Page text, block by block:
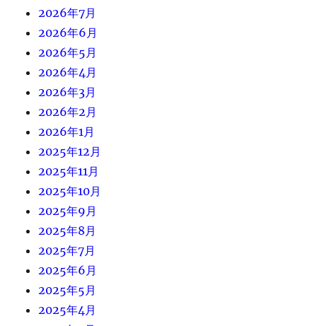
2026年7月
2026年6月
2026年5月
2026年4月
2026年3月
2026年2月
2026年1月
2025年12月
2025年11月
2025年10月
2025年9月
2025年8月
2025年7月
2025年6月
2025年5月
2025年4月